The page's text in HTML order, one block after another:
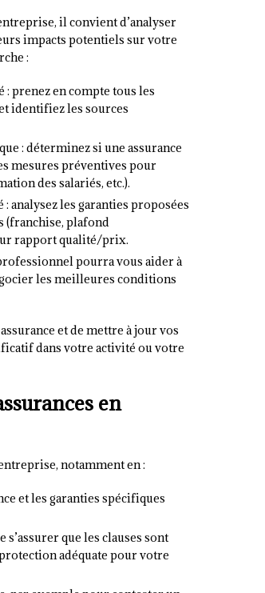
il convient d’analyser
impacts potentiels sur votre
:
prenez en compte tous les
identifiez les sources
: déterminez si une assurance
mesures préventives pour
des salariés, etc.).
analysez les garanties proposées
(franchise, plafond
rapport qualité/prix.
pourra vous aider à
les meilleures conditions
et de mettre à jour vos
dans votre activité ou votre
en
notamment en :
et les garanties spécifiques
s’assurer que les clauses sont
adéquate pour votre